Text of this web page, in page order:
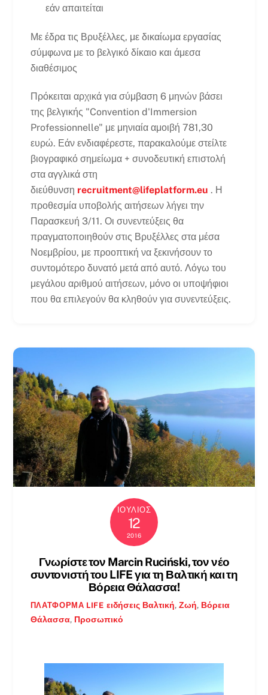
εάν απαιτείται
Με έδρα τις Βρυξέλλες, με δικαίωμα εργασίας
σύμφωνα με το βελγικό δίκαιο και άμεσα
διαθέσιμος
Πρόκειται αρχικά για σύμβαση 6 μηνών βάσει
της βελγικής "Convention d'Immersion
Professionnelle" με μηνιαία αμοιβή 781,30
ευρώ. Εάν ενδιαφέρεστε, παρακαλούμε στείλτε
βιογραφικό σημείωμα + συνοδευτική επιστολή
στα αγγλικά στη
διεύθυνση recruitment@lifeplatform.eu . Η
προθεσμία υποβολής αιτήσεων λήγει την
Παρασκευή 3/11. Οι συνεντεύξεις θα
πραγματοποιηθούν στις Βρυξέλλες στα μέσα
Νοεμβρίου, με προοπτική να ξεκινήσουν το
συντομότερο δυνατό μετά από αυτό. Λόγω του
μεγάλου αριθμού αιτήσεων, μόνο οι υποψήφιοι
που θα επιλεγούν θα κληθούν για συνεντεύξεις.
ΙΟΎΛΙΟΣ
12
2016
Γνωρίστε τον Marcin Ruciński, τον νέο
συντονιστή του LIFE για τη Βαλτική και τη
Βόρεια Θάλασσα!
ΠΛΑΤΦΌΡΜΑ LIFE ειδήσεις Βαλτική, Ζωή, Βόρεια
Θάλασσα, Προσωπικό